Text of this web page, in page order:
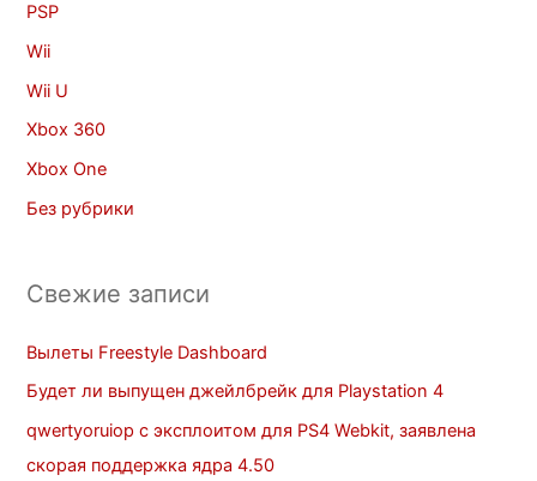
PSP
Wii
Wii U
Xbox 360
Xbox One
Без рубрики
Свежие записи
Вылеты Freestyle Dashboard
Будет ли выпущен джейлбрейк для Playstation 4
qwertyoruiop с эксплоитом для PS4 Webkit, заявлена
скорая поддержка ядра 4.50